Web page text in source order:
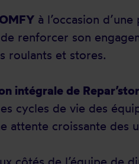
à l’occasion
renforcer son
roulants et stores.
intégrale de
cycles de vie des
attente croissante des